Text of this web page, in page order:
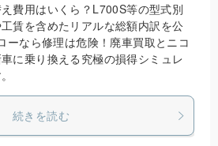
費用はいくら？L700S等の型式別
賃を含めたリアルな総額内訳を公
ーなら修理は危険！廃車買取とニコ
に乗り換える究極の損得シミュレ
続きを読む